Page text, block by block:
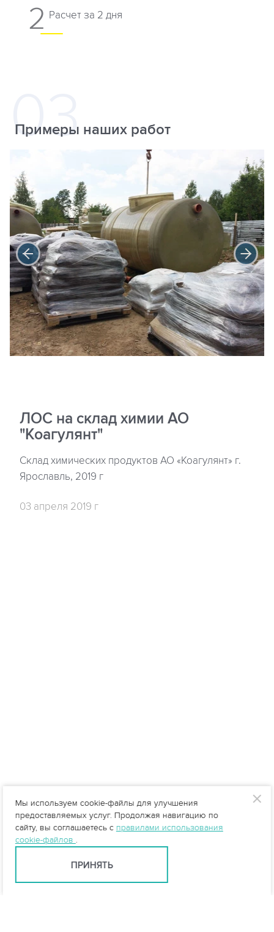
2 Расчет за 2 дня
Примеры наших работ
ЛОС на склад химии АО
"Коагулянт"
Склад химических продуктов АО «Коагулянт» г.
Ярославль, 2019 г
03 апреля 2019 г
Мы используем cookie-файлы для улучшения
предоставляемых услуг. Продолжая навигацию по
сайту, вы соглашаетесь с правилами использования
cookie-файлов .
ПРИНЯТЬ